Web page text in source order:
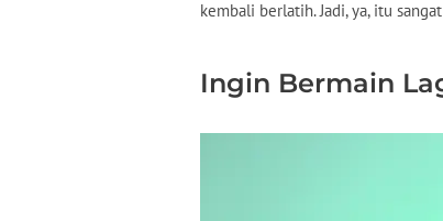
kembali berlatih. Jadi, ya, itu
Ingin Bermain